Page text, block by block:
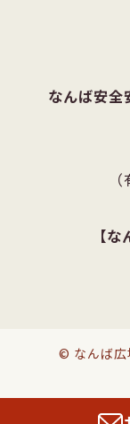
なんば安全
な
© なんば広